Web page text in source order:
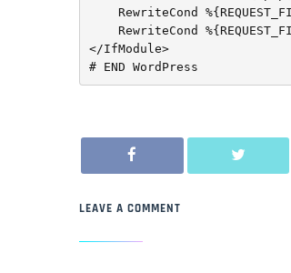
</IfModule>
# END WordPress
LEAVE A COMMENT